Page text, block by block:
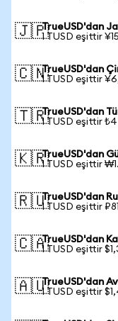
🇯🇵TrueUSD'dan
1 TUSD eşittir
🇨🇳TrueUSD'dan
1 TUSD eşittir
🇹🇷TrueUSD'dan
1 TUSD eşittir
🇰🇷TrueUSD'dan
1 TUSD eşittir
🇷🇺TrueUSD'dan
1 TUSD eşittir
🇨🇦TrueUSD'dan
1 TUSD eşittir
🇦🇺TrueUSD'dan
1 TUSD eşittir